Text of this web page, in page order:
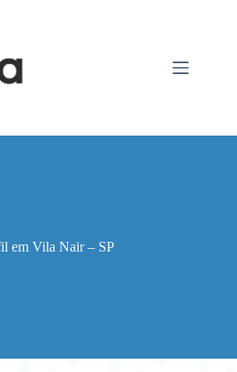
em Vila Nair – SP